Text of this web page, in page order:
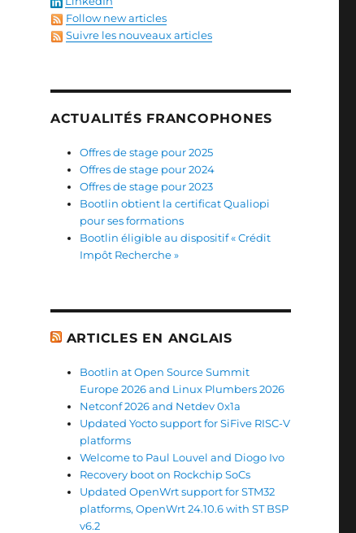
Follow new articles
Suivre les nouveaux articles
ACTUALITÉS FRANCOPHONES
Offres de stage pour 2025
Offres de stage pour 2024
Offres de stage pour 2023
Bootlin obtient la certificat Qualiopi
pour ses formations
Bootlin éligible au dispositif « Crédit
Impôt Recherche »
ARTICLES EN ANGLAIS
Bootlin at Open Source Summit
Europe 2026 and Linux Plumbers 2026
Netconf 2026 and Netdev 0x1a
Updated Yocto support for SiFive RISC-V
platforms
Welcome to Paul Louvel and Diogo Ivo
Recovery boot on Rockchip SoCs
Updated OpenWrt support for STM32
platforms, OpenWrt 24.10.6 with ST BSP
v6.2